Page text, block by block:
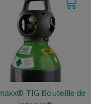
TIG Bouteille de